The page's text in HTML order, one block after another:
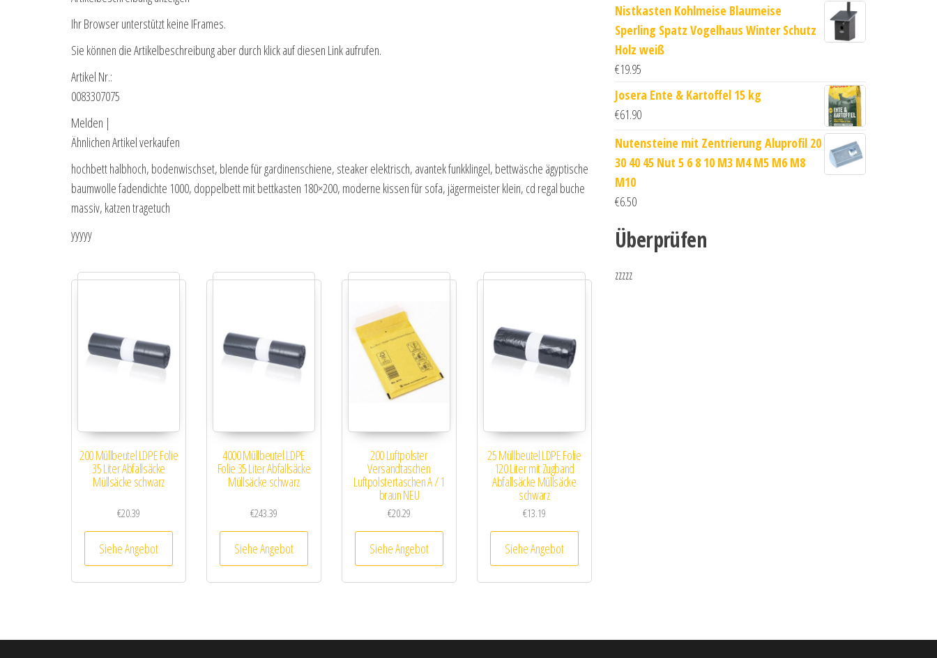
Ihr Browser unterstützt keine IFrames.
Sie können die Artikelbeschreibung aber durch klick auf diesen Link aufrufen.
Artikel Nr.:
0083307075
Melden |
Ähnlichen Artikel verkaufen
hochbett halbhoch, bodenwischset, blende für gardinenschiene, steaker elektrisch, avantek funkklingel, bettwäsche ägyptische
baumwolle fadendichte 1000, doppelbett mit bettkasten 180×200, moderne kissen für sofa, jägermeister klein, cd regal buche
massiv, katzen tragetuch
yyyyy
200 Müllbeutel LDPE Folie
35 Liter Abfallsäcke
Müllsäcke schwarz
€20.39
Siehe Angebot
4000 Müllbeutel LDPE
Folie 35 Liter Abfallsäcke
Müllsäcke schwarz
€243.39
Siehe Angebot
200 Luftpolster
Versandtaschen
Luftpolstertaschen A / 1
braun NEU
€20.29
Siehe Angebot
25 Müllbeutel LDPE Folie
120 Liter mit Zugband
Abfallsäcke Müllsäcke
schwarz
€13.19
Siehe Angebot
Nistkasten Kohlmeise Blaumeise
Sperling Spatz Vogelhaus Winter Schutz
Holz weiß
€19.95
Josera Ente & Kartoffel 15 kg
€61.90
Nutensteine mit Zentrierung Aluprofil 20
30 40 45 Nut 5 6 8 10 M3 M4 M5 M6 M8
M10
€6.50
Überprüfen
zzzzz